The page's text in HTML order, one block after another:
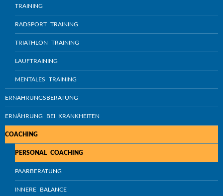
TRAINING
RADSPORT TRAINING
TRIATHLON TRAINING
LAUFTRAINING
MENTALES TRAINING
ERNÄHRUNGSBERATUNG
ERNÄHRUNG BEI KRANKHEITEN
COACHING
PERSONAL COACHING
PAARBERATUNG
INNERE BALANCE